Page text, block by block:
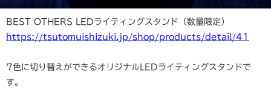
BEST OTHERS LEDライティングスタンド（数量限定）
https://tsutomuishizuki.jp/shop/products/detail/41
7色に切り替えができるオリジナルLEDライティングスタンドで
す。